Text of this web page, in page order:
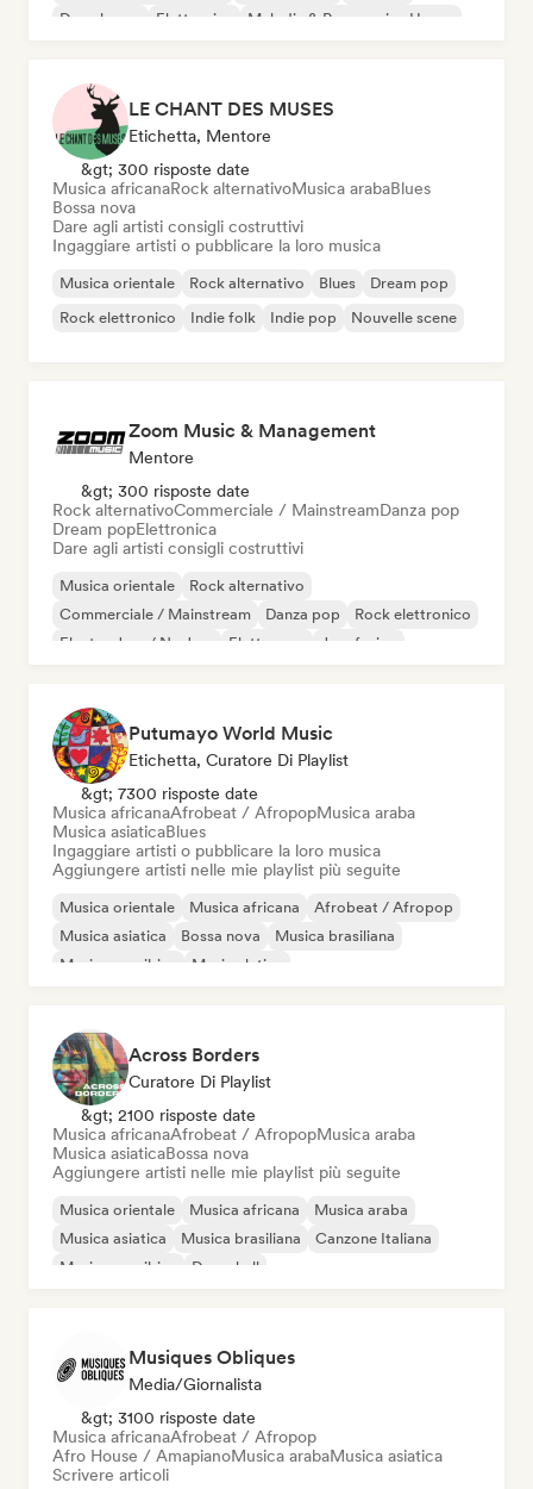
Deep house
Elettronica Melodic & Progressive House
LE CHANT DES MUSES
Etichetta, Mentore
&gt; 300 risposte date
Musica africanaRock alternativoMusica arabaBlues
Bossa nova
Dare agli artisti consigli costruttivi
Ingaggiare artisti o pubblicare la loro musica
Musica orientale Rock alternativo Blues
Dream pop
Rock elettronico
Indie folk Indie pop Nouvelle scene
Zoom Music & Management
Mentore
&gt; 300 risposte date
Rock alternativoCommerciale / MainstreamDanza pop
Dream popElettronica
Dare agli artisti consigli costruttivi
Musica orientale
Rock alternativo
Commerciale / Mainstream
Danza pop
Rock elettronico
Electro Jazz / Nu Jazz
Elettropop Jazz fusion
Putumayo World Music
Etichetta, Curatore Di Playlist
&gt; 7300 risposte date
Musica africanaAfrobeat / AfropopMusica araba
Musica asiaticaBlues
Ingaggiare artisti o pubblicare la loro musica
Aggiungere artisti nelle mie playlist più seguite
Musica orientale Musica africana
Afrobeat / Afropop
Musica asiatica
Bossa nova
Musica brasiliana
Musica caraibica
Musica latina
Across Borders
Curatore Di Playlist
&gt; 2100 risposte date
Musica africanaAfrobeat / AfropopMusica araba
Musica asiaticaBossa nova
Aggiungere artisti nelle mie playlist più seguite
Musica orientale Musica africana
Musica araba
Musica asiatica
Musica brasiliana
Canzone Italiana
Musica caraibica
Dancehall
Musiques Obliques
Media/Giornalista
&gt; 3100 risposte date
Musica africanaAfrobeat / Afropop
Afro House / AmapianoMusica arabaMusica asiatica
Scrivere articoli